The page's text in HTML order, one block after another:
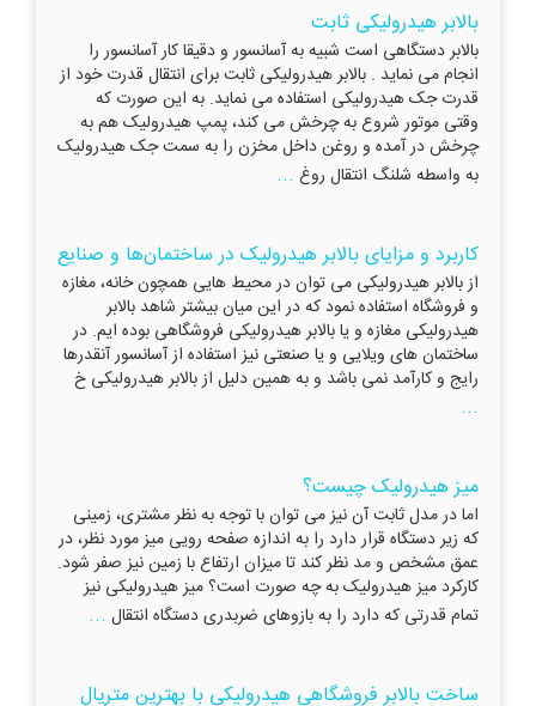
بالابر هیدرولیکی ثابت
بالابر دستگاهی است شبیه به آسانسور و دقیقا کار آسانسور را
انجام می نماید . بالابر هیدرولیکی ثابت برای انتقال قدرت خود از
قدرت جک هیدرولیکی استفاده می نماید. به این صورت که
وقتی موتور شروع به چرخش می کند، پمپ هیدرولیک هم به
چرخش در آمده و روغن داخل مخزن را به سمت جک هیدرولیک
به واسطه شلنگ انتقال روغ ...
کاربرد و مزایای بالابر هیدرولیک در ساختمان‌ها و صنایع
از بالابر هیدرولیکی می توان در محیط هایی همچون خانه، مغازه
و فروشگاه استفاده نمود که در این میان بیشتر شاهد بالابر
هیدرولیکی مغازه و یا بالابر هیدرولیکی فروشگاهی بوده ایم. در
ساختمان های ویلایی و یا صنعتی نیز استفاده از آسانسور آنقدرها
رایج و کارآمد نمی باشد و به همین دلیل از بالابر هیدرولیکی خ
...
میز هیدرولیک چیست؟
اما در مدل ثابت آن نیز می توان با توجه به نظر مشتری، زمینی
که زیر دستگاه قرار دارد را به اندازه صفحه رویی میز مورد نظر، در
عمق مشخص و مد نظر کند تا میزان ارتفاع با زمین نیز صفر شود.
کارکرد میز هیدرولیک به چه صورت است؟ میز هیدرولیکی نیز
تمام قدرتی که دارد را به بازوهای ضربدری دستگاه انتقال ...
ساخت بالابر فروشگاهی هیدرولیکی با بهترین متریال